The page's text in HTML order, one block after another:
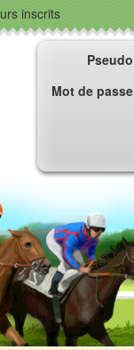
inscrits
Pseudo
Mot de passe